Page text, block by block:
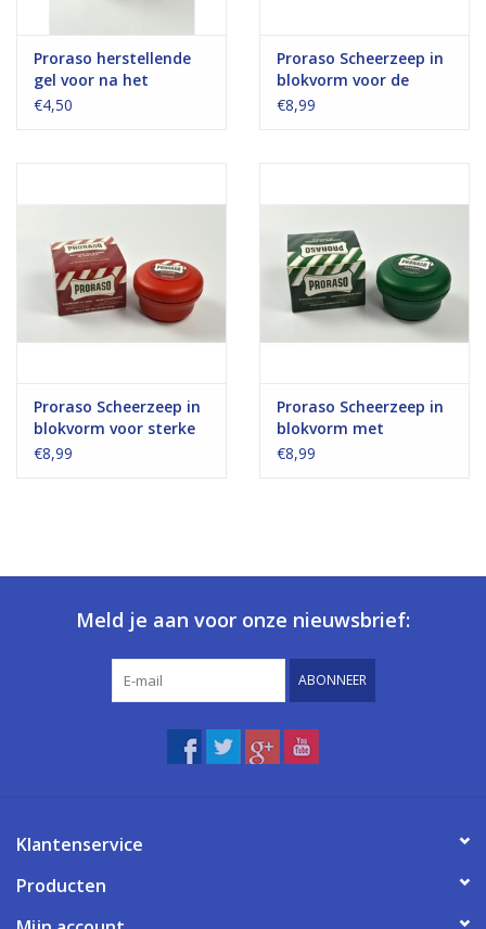
Proraso herstellende
gel voor na het
scheren
€4,50
Proraso Scheerzeep in
blokvorm voor de
gevoelige huid
€8,99
Proraso Scheerzeep in
blokvorm voor sterke
baardgroei
€8,99
Proraso Scheerzeep in
blokvorm met
menthol
€8,99
Meld je aan voor onze nieuwsbrief:
ABONNEER
Klantenservice
Producten